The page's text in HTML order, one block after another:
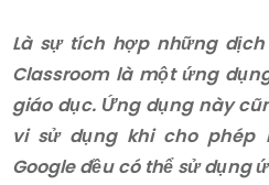
Là sự tích hợp những dịch
Classroom là một ứng
giáo dục. Ứng dụng này
vi sử dụng khi cho phép
Google đều có thể sử dụng